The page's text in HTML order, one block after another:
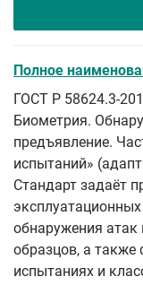
Полное
ГОСТ Р 58624.3-
Биометрия.
предъявление.
испытаний»
Стандарт задаёт
обнаружения атак
образцов, а также
испытаниях и